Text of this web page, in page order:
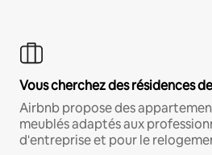
Vous cherchez des résidences
Airbnb propose des
meublés adaptés aux
d'entreprise et pour le